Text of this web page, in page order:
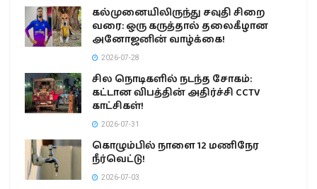
கல்முனையிலிருந்து சவுதி சிறை
வரை: ஒரு கருத்தால் தலைகீழான
அனோஜனின் வாழ்க்கை!
2026-07-28
சில நொடிகளில் நடந்த சோகம்:
கட்டான விபத்தின் அதிர்ச்சி CCTV
காட்சிகள்!
2026-07-31
கொழும்பில் நாளை 12 மணிநேர
நீர்வெட்டு!
2026-07-03